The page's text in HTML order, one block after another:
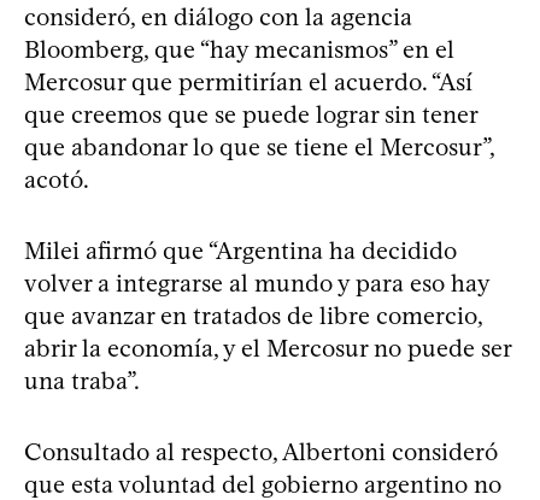
consideró, en diálogo con la agencia
Bloomberg, que “hay mecanismos” en el
Mercosur que permitirían el acuerdo. “Así
que creemos que se puede lograr sin tener
que abandonar lo que se tiene el Mercosur”,
acotó.
Milei afirmó que “Argentina ha decidido
volver a integrarse al mundo y para eso hay
que avanzar en tratados de libre comercio,
abrir la economía, y el Mercosur no puede ser
una traba”.
Consultado al respecto, Albertoni consideró
que esta voluntad del gobierno argentino no